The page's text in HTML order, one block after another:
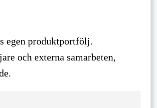
egen produktportfölj.
och externa samarbeten,